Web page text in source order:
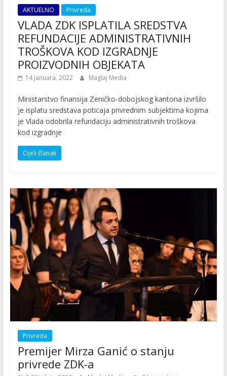
AKTUELNO Privreda
VLADA ZDK ISPLATILA SREDSTVA
REFUNDACIJE ADMINISTRATIVNIH
TROŠKOVA KOD IZGRADNJE
PROIZVODNIH OBJEKATA
14 Januara, 2022 Maglaj Media
Ministarstvo finansija Zeničko-dobojskog kantona izvršilo
je isplatu sredstava poticaja privrednim subjektima kojima
je Vlada odobrila refundaciju administrativnih troškova
kod izgradnje
Cijeli članak
Privreda
Premijer Mirza Ganić o stanju
privrede ZDK-a